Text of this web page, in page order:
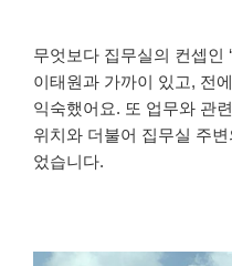
무엇보다 집무실의 컨셉인
이태원과 가까이 있고, 전
익숙했어요. 또 업무와 관
위치와 더불어 집무실 주
었습니다.